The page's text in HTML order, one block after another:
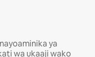
ya
wa ukaaji wako